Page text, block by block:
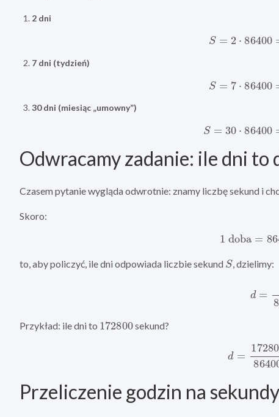
2 dni
S =2⋅86400=
7 dni (tydzień)
S =7⋅86400=
30 dni (miesiąc „umowny”)
S =30⋅86400=
Odwracamy zadanie: ile dni to
Czasem pytanie wygląda odwrotnie: znamy liczbę sekund i
Skoro:
1 doba =
to, aby policzyć, ile dni odpowiada liczbie sekund S, dzielimy:
Przykład: ile dni to 172800sekund?
172800
Przeliczenie godzin na